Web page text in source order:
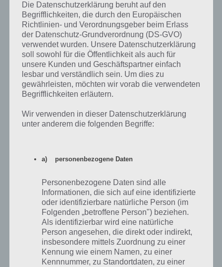
Simpsons Springfield Tipp-Ball Preisverfolgung Akt 1
kurze Beschreibung zu diesem Preis von Simpsons Springfield.
Schaumstoffhände Beschreibung
Homertron 1900
Eitelkeit-Bewertung
wird verbessert
Hindernisreifen 5600
Baseball-Jasper 11300
Benötigt Jasper (kostet
150 Donuts)
Die Datenschutzerklärung beruht auf den
Begrifflichkeiten, die durch den Europäischen
Richtlinien- und Verordnungsgeber beim Erlass
der Datenschutz-Grundverordnung (DS-GVO)
verwendet wurden. Unsere Datenschutzerklärung
soll sowohl für die Öffentlichkeit als auch für
unsere Kunden und Geschäftspartner einfach
lesbar und verständlich sein. Um dies zu
gewährleisten, möchten wir vorab die verwendeten
Begrifflichkeiten erläutern.
Wir verwenden in dieser Datenschutzerklärung
unter anderem die folgenden Begriffe:
a) personenbezogene Daten
Personenbezogene Daten sind alle
Informationen, die sich auf eine identifizierte
oder identifizierbare natürliche Person (im
Folgenden „betroffene Person") beziehen.
Als identifizierbar wird eine natürliche
Person angesehen, die direkt oder indirekt,
insbesondere mittels Zuordnung zu einer
Kennung wie einem Namen, zu einer
Kennnummer, zu Standortdaten, zu einer